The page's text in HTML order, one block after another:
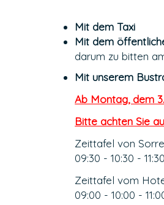
Mit dem Taxi
Mit dem
darum zu bitten
Mit unserem
Ab Montag, dem
Bitte achten Sie
Zeittafel von
09:30 - 10:30 -
Zeittafel vom
09:00 - 10:00 -